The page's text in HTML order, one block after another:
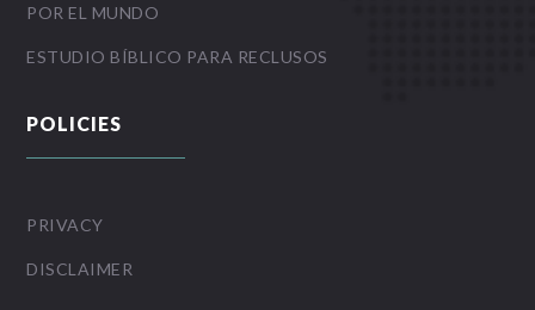
POR EL MUNDO
ESTUDIO BÍBLICO PARA RECLUSOS
POLICIES
PRIVACY
DISCLAIMER